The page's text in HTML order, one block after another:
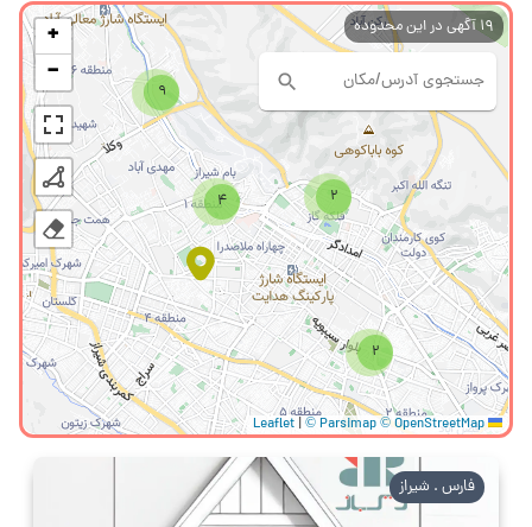
19آگهی در این محدوده
2
2
4
9
+
−
|© Parsimap© OpenStreetMap
فارس . شیراز